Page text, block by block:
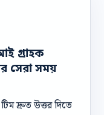
গ্রাহক
সেরা সময়
দ্রুত উত্তর দিতে